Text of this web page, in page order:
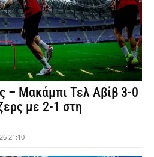
– Μακάμπι Τελ Αβίβ 3-0
με 2-1 στη
21:10